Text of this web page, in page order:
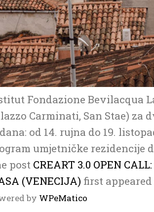
Fondazione Bevilacqua
Carminati, San Stae)
od 14. rujna do 19.
umjetničke rezidencije
post CREART 3.0 OPEN
(VENECIJA) first
by WPeMatico